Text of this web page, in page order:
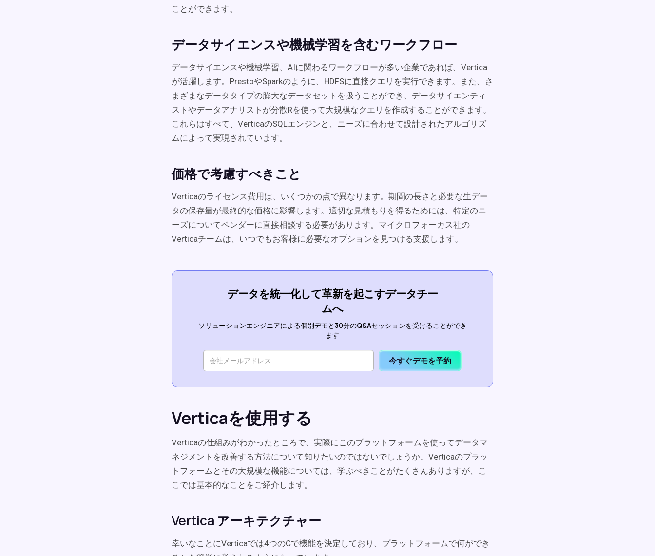
ことができます。
データサイエンスや機械学習を含むワークフロー
データサイエンスや機械学習、AIに関わるワークフローが多い企業であれば、Vertica
が活躍します。PrestoやSparkのように、HDFSに直接クエリを実行できます。また、さ
まざまなデータタイプの膨大なデータセットを扱うことができ、データサイエンティ
ストやデータアナリストが分散Rを使って大規模なクエリを作成することができます。
これらはすべて、VerticaのSQLエンジンと、ニーズに合わせて設計されたアルゴリズ
ムによって実現されています。
価格で考慮すべきこと
Verticaのライセンス費用は、いくつかの点で異なります。期間の長さと必要な生デー
タの保存量が最終的な価格に影響します。適切な見積もりを得るためには、特定のニ
ーズについてベンダーに直接相談する必要があります。マイクロフォーカス社の
Verticaチームは、いつでもお客様に必要なオプションを見つける支援します。
データを統一化して革新を起こすデータチー
ムへ
ソリューションエンジニアによる個別デモと30分のQ&Aセッションを受けることができ
ます
今すぐデモを予約
Verticaを使用する
Verticaの仕組みがわかったところで、実際にこのプラットフォームを使ってデータマ
ネジメントを改善する方法について知りたいのではないでしょうか。Verticaのプラッ
トフォームとその大規模な機能については、学ぶべきことがたくさんありますが、こ
こでは基本的なことをご紹介します。
Vertica アーキテクチャー
幸いなことにVerticaでは4つのCで機能を決定しており、プラットフォームで何ができ